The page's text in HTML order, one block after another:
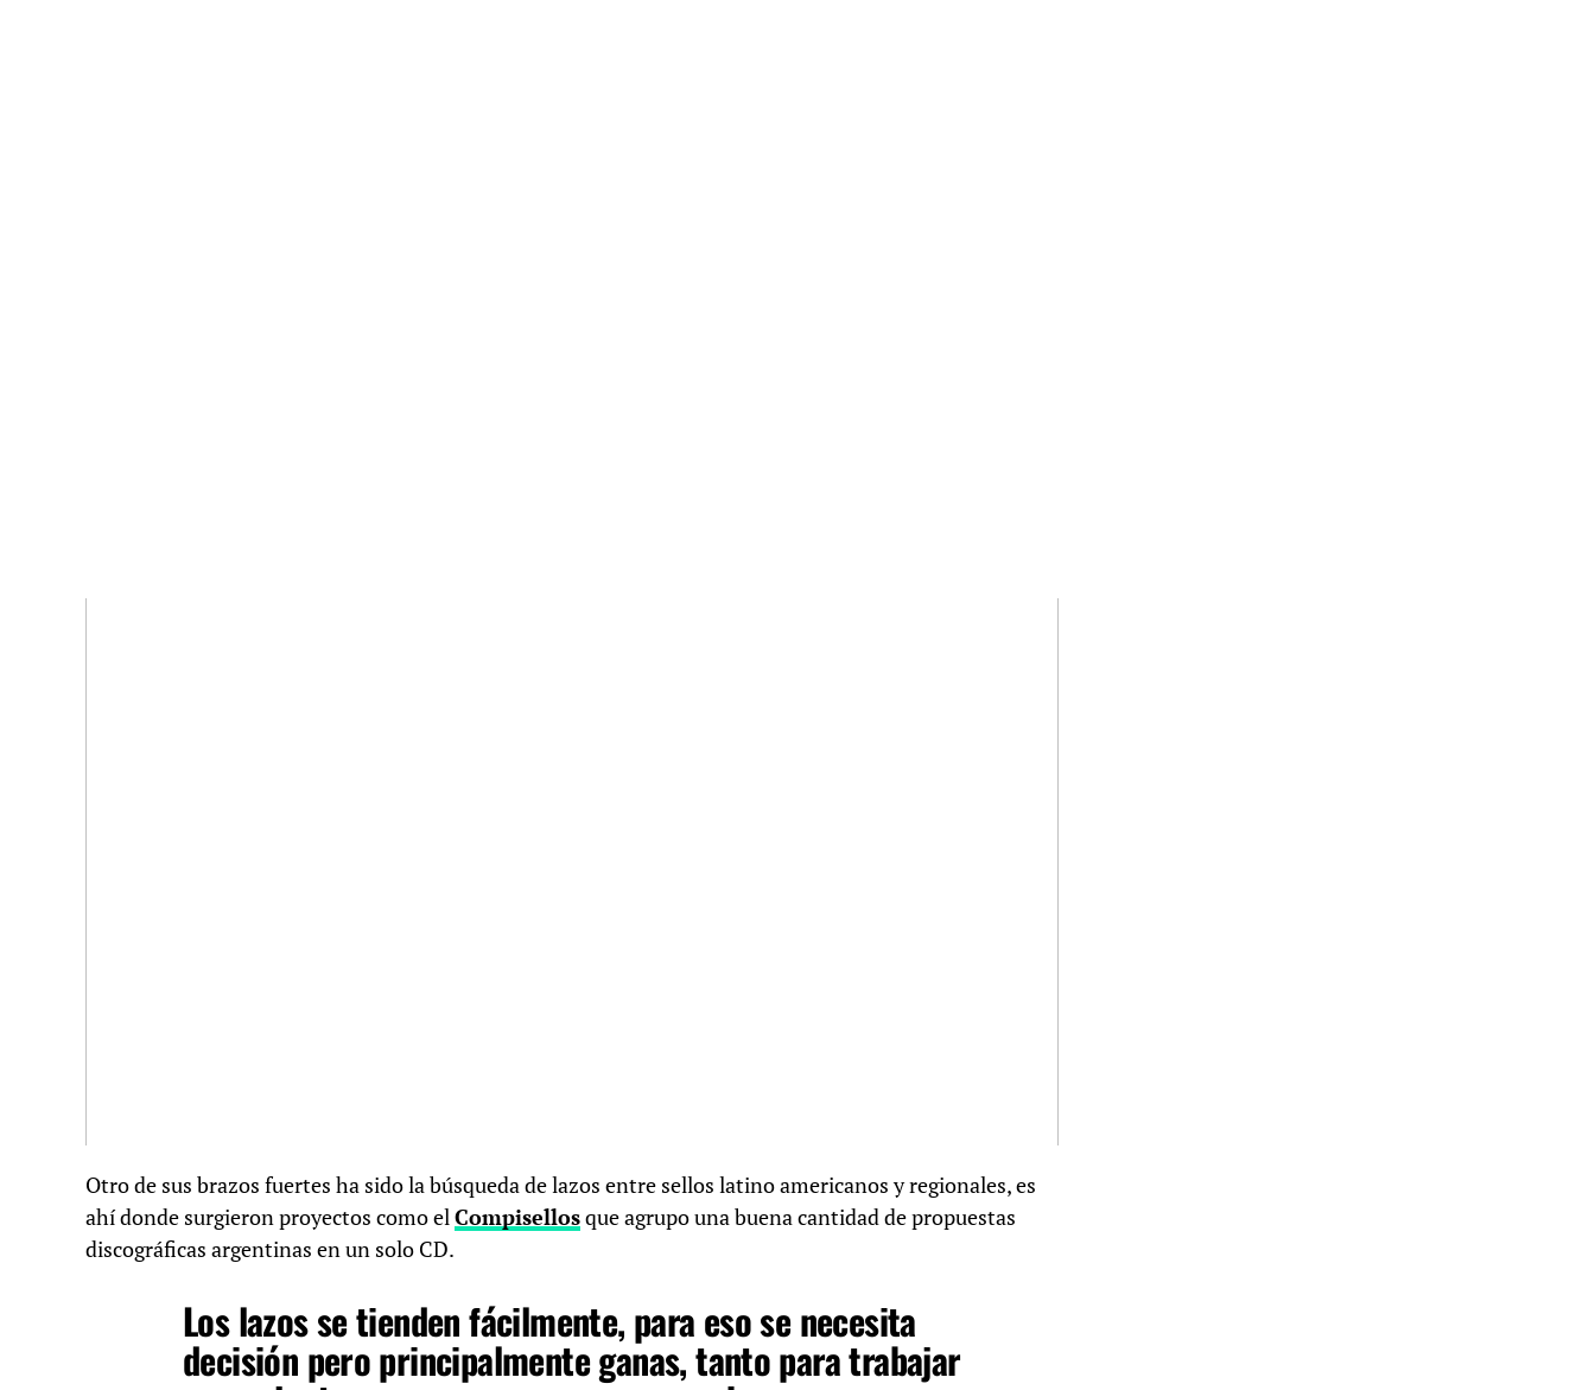
Otro de sus brazos fuertes ha sido la búsqueda de lazos entre sellos latino americanos y regionales, es
ahí donde surgieron proyectos como elCompisellosque agrupo una buena cantidad de propuestas
discográficas argentinas en un solo CD.
Los lazos se tienden fácilmente, para eso se necesita
decisión pero principalmente ganas, tanto para trabajar